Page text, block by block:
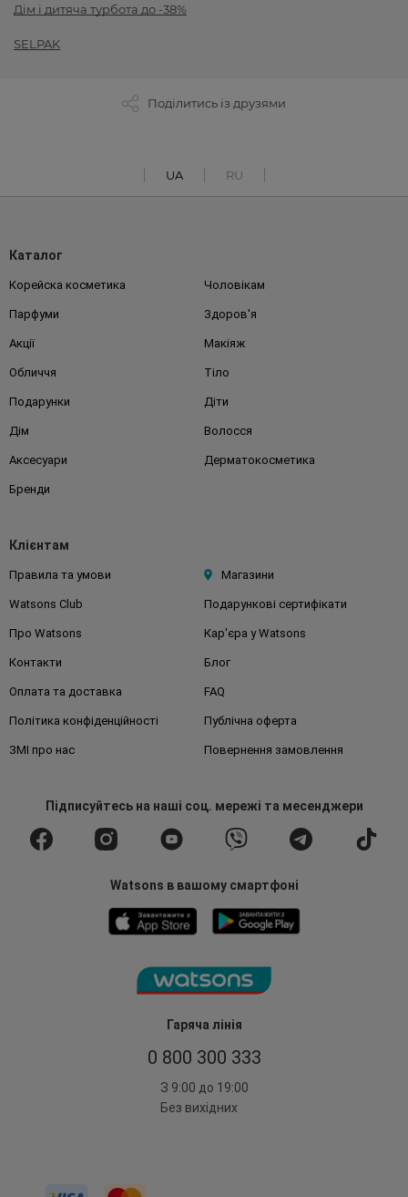
Дім і дитяча турбота до -38%
SELPAK
Поділитись із друзями
UA RU
Гаряча лінія
0 800 300 333
З 9:00 до 19:00
Без вихідних
Каталог
Корейска косметика Чоловікам
Парфуми Здоров'я
Акції Макіяж
Обличчя Тіло
Подарунки Діти
Дім Волосся
Аксесуари Дерматокосметика
Бренди
Клієнтам
Правила та умови Магазини
Watsons Club Подарункові сертифікати
Про Watsons Кар'єра у Watsons
Контакти Блог
Оплата та доставка FAQ
Політика конфіденційності Публічна оферта
ЗМІ про нас Повернення замовлення
Підписуйтесьна наші соц. мережі та месенджери
Watsons в вашому смартфоні